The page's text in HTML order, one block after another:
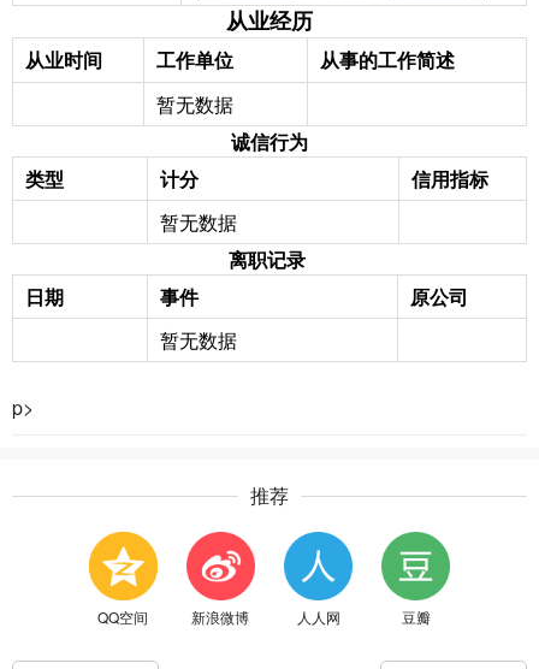
从业经历
从业时间 工作单位
从事的工作简述
暂无数据
诚信行为
类型
计分
信用指标
暂无数据
离职记录
日期
事件
原公司
暂无数据
p>
推荐
QQ空间 新浪微博 人人网 豆瓣